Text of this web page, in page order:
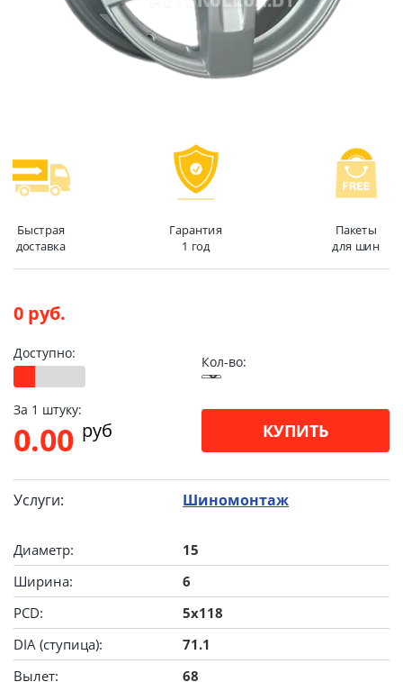
Быстрая
доставка
Гарантия
1 год
Пакеты
для шин
0 руб.
Доступно:
Кол-во:
За 1 штуку:
0.00 pуб КУПИТЬ
Услуги: Шиномонтаж
Диаметр:
15
Ширина:
6
PCD:
5x118
DIA (ступица):
71.1
Вылет:
68